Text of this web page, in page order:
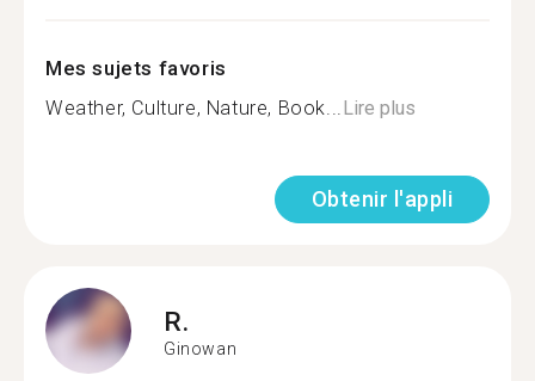
Mes sujets favoris
Weather, Culture, Nature, Book... Lire plus
Obtenir l'appli
R.
Ginowan